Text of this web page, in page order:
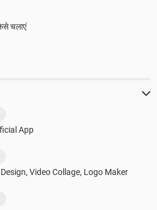
चलाएं
App
Video Collage, Logo Maker